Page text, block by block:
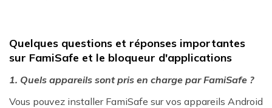
Quelques questions et réponses importantes
sur FamiSafe et le bloqueur d'applications
1. Quels appareils sont pris en charge par FamiSafe ?
Vous pouvez installer FamiSafe sur vos appareils Android